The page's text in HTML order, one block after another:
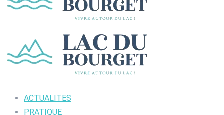
ACTUALITES
PRATIQUE